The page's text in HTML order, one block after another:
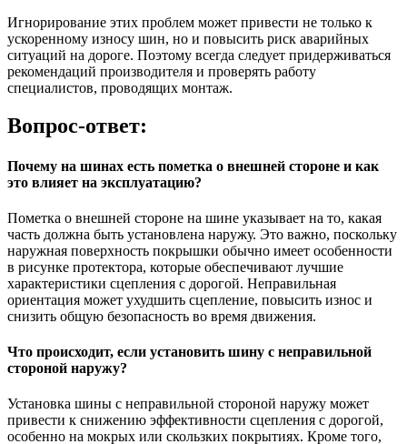
Игнорирование этих проблем может привести не только к
ускоренному износу шин, но и повысить риск аварийных
ситуаций на дороге. Поэтому всегда следует придерживаться
рекомендаций производителя и проверять работу
специалистов, проводящих монтаж.
Вопрос-ответ:
Почему на шинах есть пометка о внешней стороне и как
это влияет на эксплуатацию?
Пометка о внешней стороне на шине указывает на то, какая
часть должна быть установлена наружу. Это важно, поскольку
наружная поверхность покрышки обычно имеет особенности
в рисунке протектора, которые обеспечивают лучшие
характеристики сцепления с дорогой. Неправильная
ориентация может ухудшить сцепление, повысить износ и
снизить общую безопасность во время движения.
Что происходит, если установить шину с неправильной
стороной наружу?
Установка шины с неправильной стороной наружу может
привести к снижению эффективности сцепления с дорогой,
особенно на мокрых или скользких покрытиях. Кроме того,